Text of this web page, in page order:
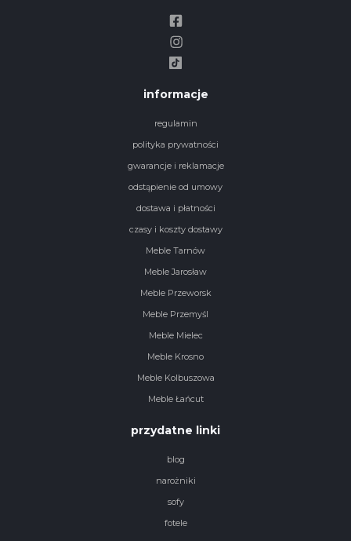
informacje
regulamin
polityka prywatności
gwarancje i reklamacje
odstąpienie od umowy
dostawa i płatności
czasy i koszty dostawy
Meble Tarnów
Meble Jarosław
Meble Przeworsk
Meble Przemyśl
Meble Mielec
Meble Krosno
Meble Kolbuszowa
Meble Łańcut
przydatne linki
blog
narożniki
sofy
fotele